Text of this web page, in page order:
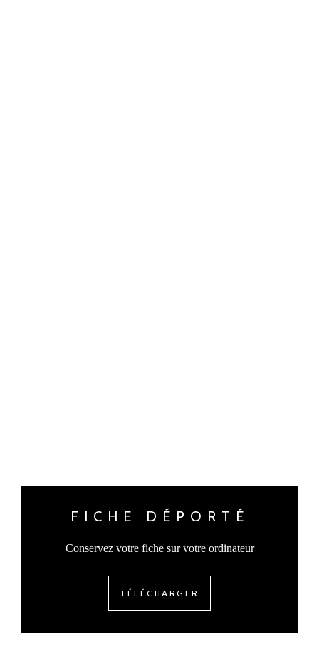
FICHE DÉPORTÉ
Conservez votre fiche sur votre ordinateur
TÉLÉCHARGER